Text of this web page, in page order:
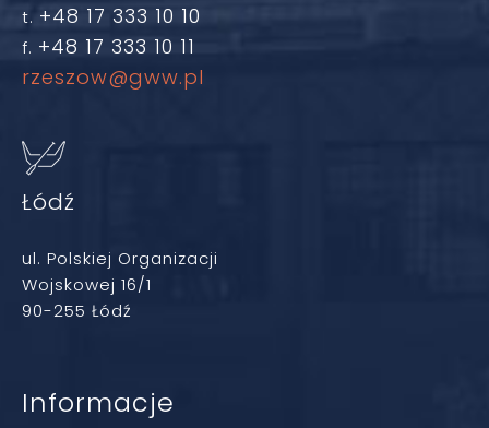
t. +48 17 333 10 10
f. +48 17 333 10 11
rzeszow@gww.pl
Łódź
ul. Polskiej Organizacji
Wojskowej 16/1
90-255 Łódź
Informacje